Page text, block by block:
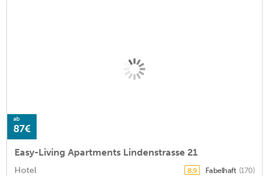
ab
87€
Easy-Living Apartments Lindenstrasse 21
Hotel 8,9 Fabelhaft (170)